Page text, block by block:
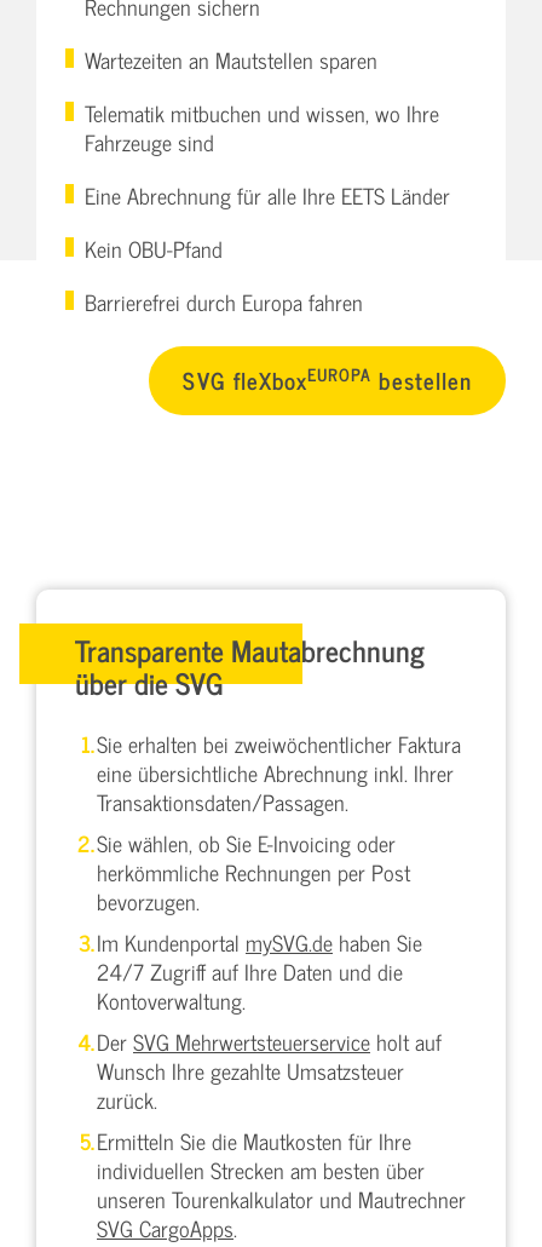
Wartezeiten an Mautstellen sparen
Telematik mitbuchen und wissen, wo Ihre
Fahrzeuge sind
Eine Abrechnung für alle Ihre EETS Länder
Kein OBU-Pfand
Barrierefrei durch Europa fahren
SVG fleXboxEUROPA bestellen
Transparente Mautabrechnung
über die SVG
Sie erhalten bei zweiwöchentlicher Faktura
eine übersichtliche Abrechnung inkl. Ihrer
Transaktionsdaten/Passagen.
Sie wählen, ob Sie E-Invoicing oder
herkömmliche Rechnungen per Post
bevorzugen.
Im Kundenportal mySVG.de haben Sie
24/7 Zugriff auf Ihre Daten und die
Kontoverwaltung.
DerSVG Mehrwertsteuerservice holt auf
Wunsch Ihre gezahlte Umsatzsteuer
zurück.
Ermitteln Sie die Mautkosten für Ihre
individuellen Strecken am besten über
unseren Tourenkalkulator und Mautrechner
SVG CargoApps.